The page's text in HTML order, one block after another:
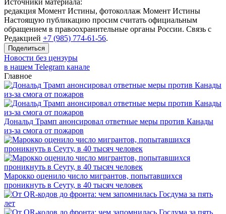
редакция Момент Истины, фотоколлаж Момент Истины
Настоящую публикацию просим считать официальным
обращением в правоохранительные органы России. Связь с
Редакцией +7 (985) 774-61-56.
Поделиться
Новости без цензуры
в нашем Telegram канале
Главное
Дональд Трамп анонсировал ответные меры против Канады
из-за смога от пожаров
Марокко оценило число мигрантов, попытавшихся
проникнуть в Сеуту, в 40 тысяч человек